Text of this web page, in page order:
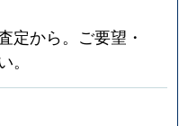
定から。ご要望・